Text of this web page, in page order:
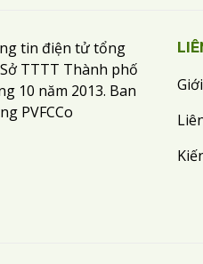
tin điện tử tổng
TTTT Thành phố
10 năm 2013. Ban
PVFCCo